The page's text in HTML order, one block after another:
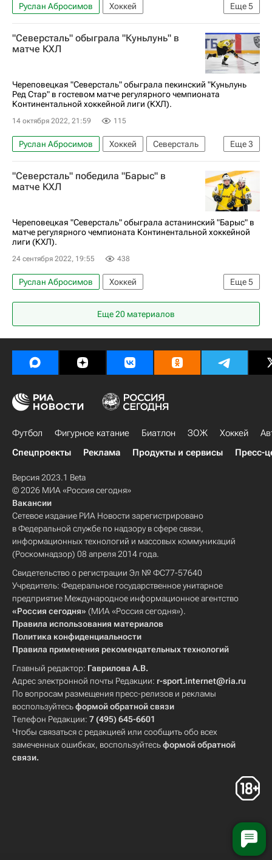
Еще5
Руслан Абросимов
Хоккей
Владислав Подъяпольский
Дмитрий Моисеев
Северсталь
"Северсталь" обыграла "Куньлунь" в
матче КХЛ
Череповецкая "Северсталь" обыграла пекинский "Куньлунь
Ред Стар" в гостевом матче регулярного чемпионата
Континентальной хоккейной лиги (КХЛ).
14 октября 2022, 21:59 115
Еще3
Руслан Абросимов Хоккей
Северсталь
Шанхайские драконы
Кирилл Пилипенко
Егор Морозов
"Северсталь" победила "Барыс" в
матче КХЛ
Череповецкая "Северсталь" обыграла астанинский "Барыс" в
матче регулярного чемпионата Континентальной хоккейной
лиги (КХЛ).
24 сентября 2022, 19:55 438
Еще5
Руслан Абросимов
Хоккей
Дмитрий Моисеев
Кирилл Пилипенко
Регулярный чемпионат КХЛ
Северсталь
Еще 20 материалов
Футбол Фигурное катание Биатлон ЗОЖ Хоккей
Спецпроекты
Реклама Продукты и сервисы Пресс-
Версия 2023.1 Beta
© 2026 МИА «Россия сегодня»
Вакансии
Сетевое издание РИА Новости зарегистрировано
в Федеральной службе по надзору в сфере связи,
информационных технологий и массовых коммуникаций
(Роскомнадзор) 08 апреля 2014 года.
Свидетельство о регистрации Эл № ФС77-57640
Учредитель: Федеральное государственное унитарное
предприятие Международное информационное агентство
«Россия сегодня» (МИА «Россия сегодня»).
Правила использования материалов
Политика конфиденциальности
Правила применения рекомендательных технологий
Главный редактор: Гаврилова А.В.
Адрес электронной почты Редакции: r-sport.internet@ria.ru
По вопросам размещения пресс-релизов и рекламы
воспользуйтесьформой обратной связи
Телефон Редакции: 7 (495) 645-6601
Чтобы связаться с редакцией или сообщить обо всех
замеченных ошибках, воспользуйтесьформой обратной
связи.